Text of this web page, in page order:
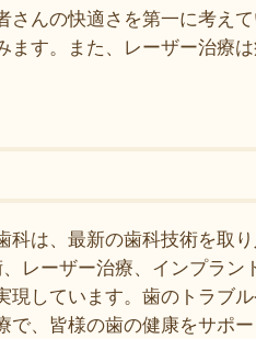
さんの快適さを第一に考え
ます。また、レーザー治療
科は、最新の歯科技術を取
レーザー治療、インプラ
現しています。歯のトラブ
で、皆様の歯の健康をサポー